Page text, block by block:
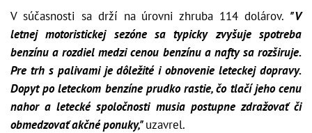
V súčasnosti sa drží na úrovni zhruba 114 dolárov. "V
letnej motoristickej sezóne sa typicky zvyšuje spotreba
benzínu a rozdiel medzi cenou benzínu a nafty sa rozširuje.
Pre trh s palivami je dôležité i obnovenie leteckej dopravy.
Dopyt po leteckom benzíne prudko rastie, čo tlačí jeho cenu
nahor a letecké spoločnosti musia postupne zdražovať či
obmedzovať akčné ponuky,"uzavrel.